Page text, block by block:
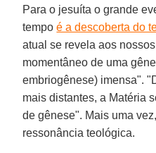
Para o jesuíta o grande
tempoé a descoberta do
atual se revela aos
momentâneo de uma
embriogênese) imensa".
mais distantes, a Matéria
de gênese". Mais uma
ressonância teológica.